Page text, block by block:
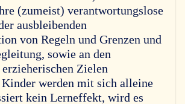
(zumeist) verantwortungslose
ausbleibenden
von Regeln und Grenzen und
sowie an den
Zielen
Kinder werden mit sich alleine
kein Lerneffekt, wird es